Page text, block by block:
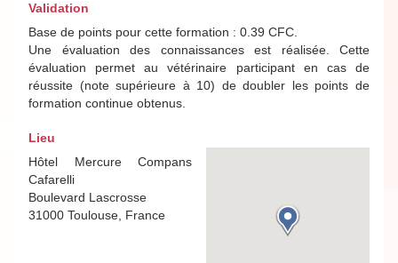
Validation
Base de points pour cette formation : 0.39 CFC.
Une évaluation des connaissances est réalisée. Cette
évaluation permet au vétérinaire participant en cas de
réussite (note supérieure à 10) de doubler les points de
formation continue obtenus.
Lieu
Hôtel Mercure Compans
Cafarelli
Boulevard Lascrosse
31000 Toulouse, France